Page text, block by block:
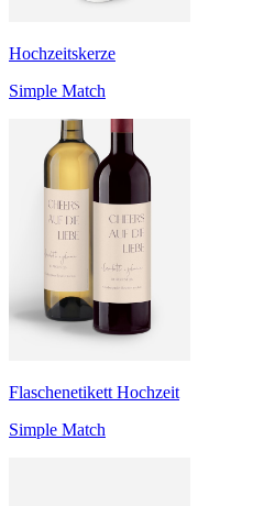
Hochzeitskerze
Simple Match
Flaschenetikett Hochzeit
Simple Match